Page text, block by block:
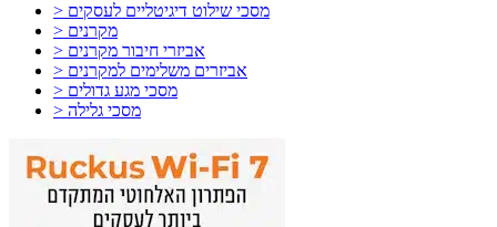
> מסכי שילוט דיגיטליים לעסקים
> מקרנים
> אביזרי חיבור מקרנים
> אביזרים משלימים למקרנים
> מסכי מגע גדולים
> מסכי גלילה